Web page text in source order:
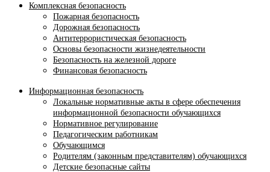
Комплексная безопасность
Пожарная безопасность
Дорожная безопасность
Антитеррористическая безопасность
Основы безопасности жизнедеятельности
Безопасность на железной дороге
Финансовая безопасность
Информационная безопасность
Локальные нормативные акты в сфере обеспечения
информационной безопасности обучающихся
Нормативное регулирование
Педагогическим работникам
Обучающимся
Родителям (законным представителям) обучающихся
Детские безопасные сайты